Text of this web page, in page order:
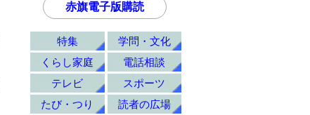
赤旗電子版購読
特集
学問・文化
くらし家庭
電話相談
テレビ
スポーツ
たび・つり
読者の広場